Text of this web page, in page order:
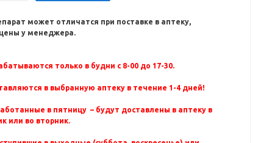
может отличатся при поставке в аптеку,
у менеджера.
только в будни с 8-00 до 17-30.
в выбранную аптеку в течение 1-4 дней!
в пятницу – будут доставлены в аптеку в
или во вторник.